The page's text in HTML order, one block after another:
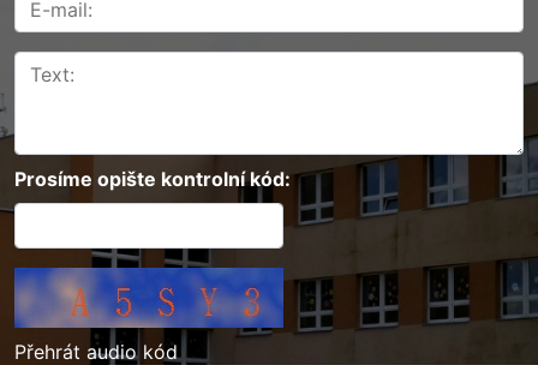
Prosíme opište kontrolní kód:
Přehrát audio kód